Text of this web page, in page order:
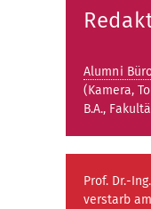
Alumni
(Kamera,
B.A.,
Prof. Dr.-
verstarb